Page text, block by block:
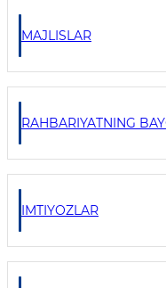
MAJLISLAR
RAHBARIYATNING
IMTIYOZLAR